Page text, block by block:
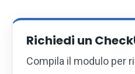
Richiedi un
Compila il modulo per